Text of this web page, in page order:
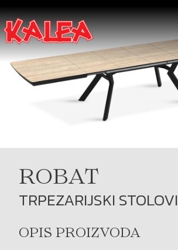
ROBAT
TRPEZARIJSKI STOLOVI
OPIS PROIZVODA